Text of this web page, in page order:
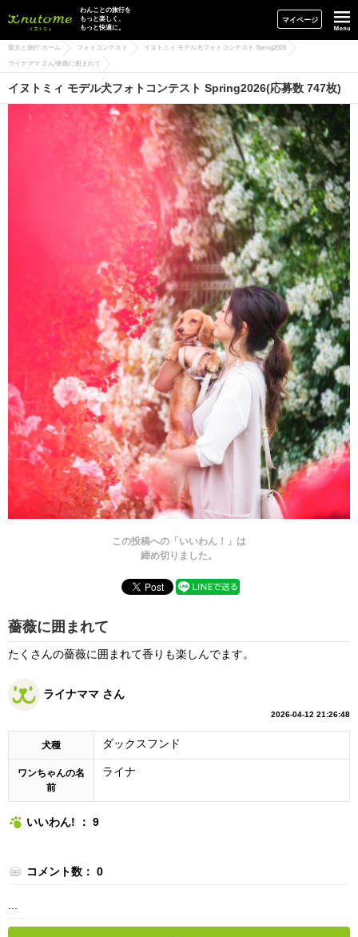
イヌトミィ
わんことの旅行を
もっと楽しく、
もっと快適に。
マイページ
愛犬と旅行 ホーム フォトコンテスト イヌトミィ モデル犬フォトコンテスト Spring2026
ライナママ さん/薔薇に囲まれて
イヌトミィ モデル犬フォトコンテスト Spring2026(応募数 747枚)
この投稿への「いいわん！」は
締め切りました。
薔薇に囲まれて
たくさんの薔薇に囲まれて香りも楽しんでます。
ライナママ さん
2026-04-12 21:26:48
犬種 ダックスフンド
ワンちゃんの名
前
ライナ
いいわん! ： 9
コメント数： 0
...